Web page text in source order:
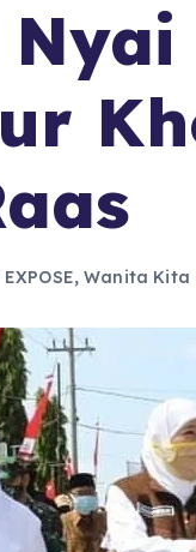
,Wanita Kita